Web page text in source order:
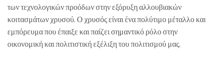
των τεχνολογικών προόδων στην εξόρυξη αλλουβιακών
κοιτασμάτων χρυσού. Ο χρυσός είναι ένα πολύτιμο μέταλλο και
εμπόρευμα που έπαιξε και παίζει σημαντικό ρόλο στην
οικονομική και πολιτιστική εξέλιξη του πολιτισμού μας.